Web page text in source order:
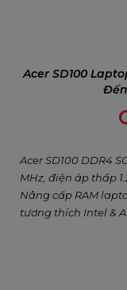
Acer SD100
Đến
Acer SD100 DDR4
MHz, điện áp thấp
Nâng cấp RAM
tương thích Intel &